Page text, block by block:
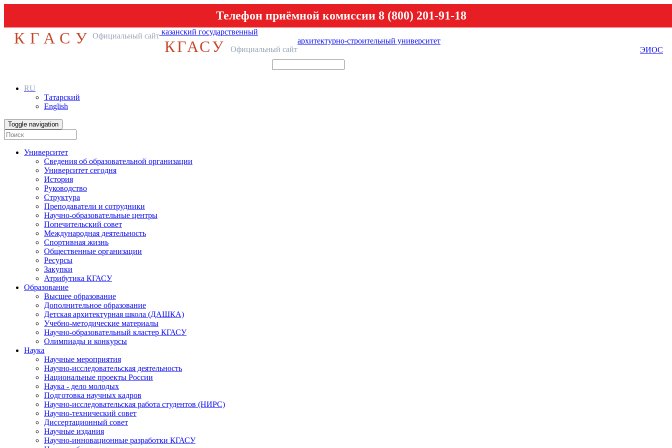
Телефон приёмной комиссии 8 (800) 201-91-18
КГАСУ Официальный сайт казанский государственный
архитектурно-строительный университет
КГАСУ Официальный сайт ЭИОС
RU
Татарский
English
Toggle navigation
Университет
Сведения об образовательной организации
Университет сегодня
История
Руководство
Структура
Преподаватели и сотрудники
Научно-образовательные центры
Попечительский совет
Международная деятельность
Спортивная жизнь
Общественные организации
Ресурсы
Закупки
Атрибутика КГАСУ
Образование
Высшее образование
Дополнительное образование
Детская архитектурная школа (ДАШКА)
Учебно-методические материалы
Научно-образовательный кластер КГАСУ
Олимпиады и конкурсы
Наука
Научные мероприятия
Научно-исследовательская деятельность
Национальные проекты России
Наука - дело молодых
Подготовка научных кадров
Научно-исследовательская работа студентов (НИРС)
Научно-технический совет
Диссертационный совет
Научные издания
Научно-инновационные разработки КГАСУ